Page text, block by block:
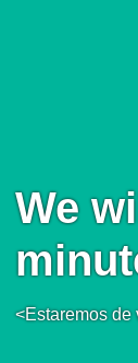
We
<Estaremos de